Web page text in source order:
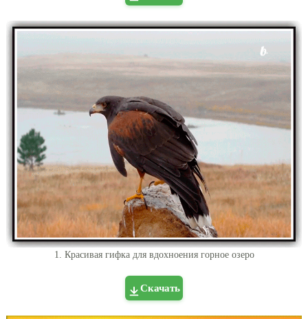
1. Красивая гифка для вдохноения горное озеро
Скачать